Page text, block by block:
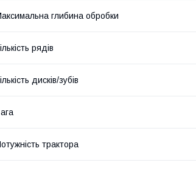
глибина обробки
рядів
дисків/зубів
трактора